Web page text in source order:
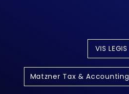
VIS LEGIS
Matzner Tax & Accounting